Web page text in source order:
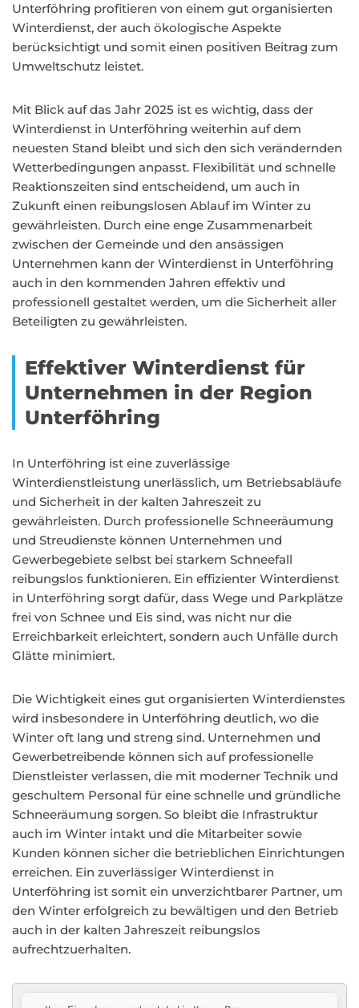
Unterföhring profitieren von einem gut organisierten
Winterdienst, der auch ökologische Aspekte
berücksichtigt und somit einen positiven Beitrag zum
Umweltschutz leistet.
Mit Blick auf das Jahr 2025 ist es wichtig, dass der
Winterdienst in Unterföhring weiterhin auf dem
neuesten Stand bleibt und sich den sich verändernden
Wetterbedingungen anpasst. Flexibilität und schnelle
Reaktionszeiten sind entscheidend, um auch in
Zukunft einen reibungslosen Ablauf im Winter zu
gewährleisten. Durch eine enge Zusammenarbeit
zwischen der Gemeinde und den ansässigen
Unternehmen kann der Winterdienst in Unterföhring
auch in den kommenden Jahren effektiv und
professionell gestaltet werden, um die Sicherheit aller
Beteiligten zu gewährleisten.
Effektiver Winterdienst für
Unternehmen in der Region
Unterföhring
In Unterföhring ist eine zuverlässige
Winterdienstleistung unerlässlich, um Betriebsabläufe
und Sicherheit in der kalten Jahreszeit zu
gewährleisten. Durch professionelle Schneeräumung
und Streudienste können Unternehmen und
Gewerbegebiete selbst bei starkem Schneefall
reibungslos funktionieren. Ein effizienter Winterdienst
in Unterföhring sorgt dafür, dass Wege und Parkplätze
frei von Schnee und Eis sind, was nicht nur die
Erreichbarkeit erleichtert, sondern auch Unfälle durch
Glätte minimiert.
Die Wichtigkeit eines gut organisierten Winterdienstes
wird insbesondere in Unterföhring deutlich, wo die
Winter oft lang und streng sind. Unternehmen und
Gewerbetreibende können sich auf professionelle
Dienstleister verlassen, die mit moderner Technik und
geschultem Personal für eine schnelle und gründliche
Schneeräumung sorgen. So bleibt die Infrastruktur
auch im Winter intakt und die Mitarbeiter sowie
Kunden können sicher die betrieblichen Einrichtungen
erreichen. Ein zuverlässiger Winterdienst in
Unterföhring ist somit ein unverzichtbarer Partner, um
den Winter erfolgreich zu bewältigen und den Betrieb
auch in der kalten Jahreszeit reibungslos
aufrechtzuerhalten.